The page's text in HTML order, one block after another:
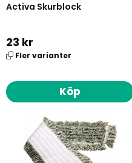
Activa Skurblock
23 kr
Fler varianter
Köp